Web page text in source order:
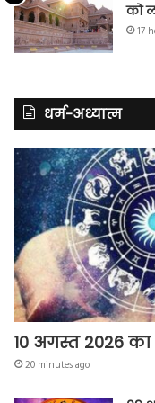
को
17
धर्म-अध्यात्म
10 अगस्त 2026
20 minutes ago